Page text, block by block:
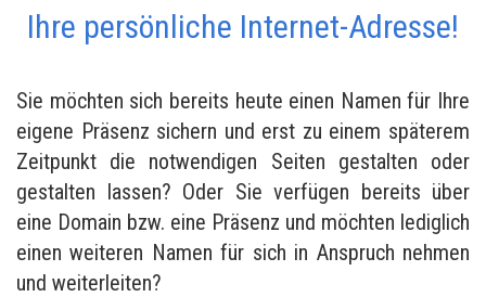
Ihre persönliche Internet-Adresse!
Sie möchten sich bereits heute einen Namen für Ihre
eigene Präsenz sichern und erst zu einem späterem
Zeitpunkt die notwendigen Seiten gestalten oder
gestalten lassen? Oder Sie verfügen bereits über
eine Domain bzw. eine Präsenz und möchten lediglich
einen weiteren Namen für sich in Anspruch nehmen
und weiterleiten?